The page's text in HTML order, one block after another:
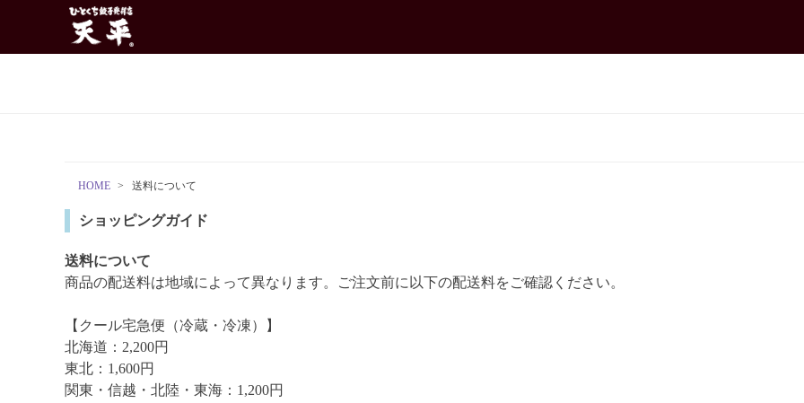
HOME 送料について
ショッピングガイド
送料について
商品の配送料は地域によって異なります。ご注文前に以下の配送料をご確認ください。
【クール宅急便（冷蔵・冷凍）】
北海道：2,200円
東北：1,600円
関東・信越・北陸・東海：1,200円